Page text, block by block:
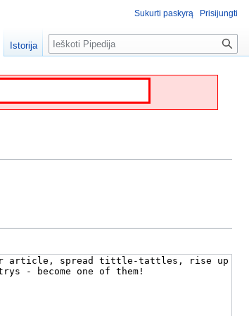
Sukurti paskyrą Prisijungti
Istorija Paieška